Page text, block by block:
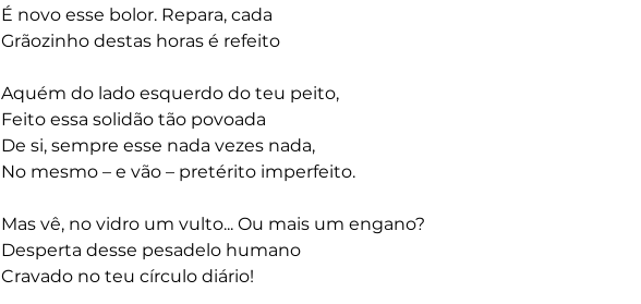
É novo esse bolor. Repara, cada
Grãozinho destas horas é refeito
Aquém do lado esquerdo do teu peito,
Feito essa solidão tão povoada
De si, sempre esse nada vezes nada,
No mesmo – e vão – pretérito imperfeito.
Mas vê, no vidro um vulto... Ou mais um engano?
Desperta desse pesadelo humano
Cravado no teu círculo diário!